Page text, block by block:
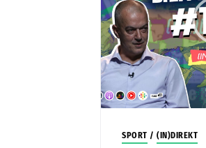
SPORT /(IN)DIREKT